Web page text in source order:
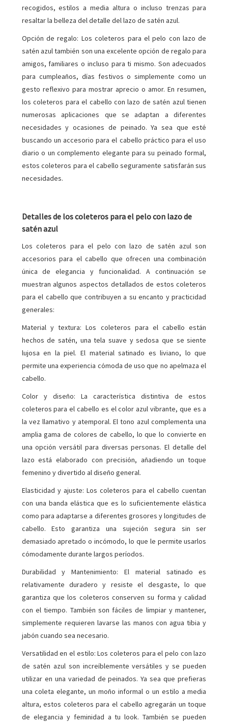
recogidos, estilos a media altura o incluso trenzas para
resaltar la belleza del detalle del lazo de satén azul.
Opción de regalo: Los coleteros para el pelo con lazo de
satén azul también son una excelente opción de regalo para
amigos, familiares o incluso para ti mismo. Son adecuados
para cumpleaños, días festivos o simplemente como un
gesto reflexivo para mostrar aprecio o amor. En resumen,
los coleteros para el cabello con lazo de satén azul tienen
numerosas aplicaciones que se adaptan a diferentes
necesidades y ocasiones de peinado. Ya sea que esté
buscando un accesorio para el cabello práctico para el uso
diario o un complemento elegante para su peinado formal,
estos coleteros para el cabello seguramente satisfarán sus
necesidades.
Detalles de los coleteros para el pelo con lazo de
satén azul
Los coleteros para el pelo con lazo de satén azul son
accesorios para el cabello que ofrecen una combinación
única de elegancia y funcionalidad. A continuación se
muestran algunos aspectos detallados de estos coleteros
para el cabello que contribuyen a su encanto y practicidad
generales:
Material y textura: Los coleteros para el cabello están
hechos de satén, una tela suave y sedosa que se siente
lujosa en la piel. El material satinado es liviano, lo que
permite una experiencia cómoda de uso que no apelmaza el
cabello.
Color y diseño: La característica distintiva de estos
coleteros para el cabello es el color azul vibrante, que es a
la vez llamativo y atemporal. El tono azul complementa una
amplia gama de colores de cabello, lo que lo convierte en
una opción versátil para diversas personas. El detalle del
lazo está elaborado con precisión, añadiendo un toque
femenino y divertido al diseño general.
Elasticidad y ajuste: Los coleteros para el cabello cuentan
con una banda elástica que es lo suficientemente elástica
como para adaptarse a diferentes grosores y longitudes de
cabello. Esto garantiza una sujeción segura sin ser
demasiado apretado o incómodo, lo que le permite usarlos
cómodamente durante largos períodos.
Durabilidad y Mantenimiento: El material satinado es
relativamente duradero y resiste el desgaste, lo que
garantiza que los coleteros conserven su forma y calidad
con el tiempo. También son fáciles de limpiar y mantener,
simplemente requieren lavarse las manos con agua tibia y
jabón cuando sea necesario.
Versatilidad en el estilo: Los coleteros para el pelo con lazo
de satén azul son increíblemente versátiles y se pueden
utilizar en una variedad de peinados. Ya sea que prefieras
una coleta elegante, un moño informal o un estilo a media
altura, estos coleteros para el cabello agregarán un toque
de elegancia y feminidad a tu look. También se pueden